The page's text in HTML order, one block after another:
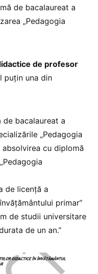
de bacalaureat a
„Pedagogia
de profesor
puțin una din
bacalaureat a
„Pedagogia
cu diplomă
de licență a
primar”
de studii universitare
de un an.”